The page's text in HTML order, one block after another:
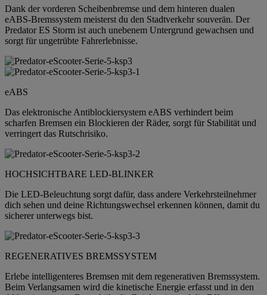
Dank der vorderen Scheibenbremse und dem hinteren dualen
eABS-Bremssystem meisterst du den Stadtverkehr souverän. Der
Predator ES Storm ist auch unebenem Untergrund gewachsen und
sorgt für ungetrübte Fahrerlebnisse.
eABS
Das elektronische Antiblockiersystem eABS verhindert beim
scharfen Bremsen ein Blockieren der Räder, sorgt für Stabilität und
verringert das Rutschrisiko.
HOCHSICHTBARE LED-BLINKER
Die LED-Beleuchtung sorgt dafür, dass andere Verkehrsteilnehmer
dich sehen und deine Richtungswechsel erkennen können, damit du
sicherer unterwegs bist.
REGENERATIVES BREMSSYSTEM
Erlebe intelligenteres Bremsen mit dem regenerativen Bremssystem.
Beim Verlangsamen wird die kinetische Energie erfasst und in den